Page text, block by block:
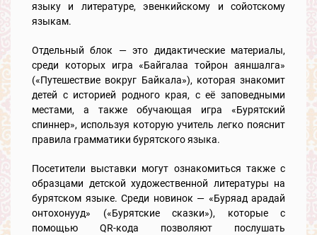
языку и литературе, эвенкийскому и сойотскому
языкам.
Отдельный блок — это дидактические материалы,
среди которых игра «Байгалаа тойрон аяншалга»
(«Путешествие вокруг Байкала»), которая знакомит
детей с историей родного края, с её заповедными
местами, а также обучающая игра «Бурятский
спиннер», используя которую учитель легко пояснит
правила грамматики бурятского языка.
Посетители выставки могут ознакомиться также с
образцами детской художественной литературы на
бурятском языке. Среди новинок — «Буряад арадай
онтохонууд» («Бурятские сказки»), которые с
помощью QR-кода позволяют послушать